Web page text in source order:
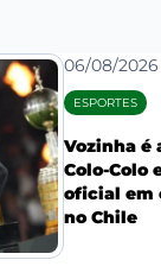
06/08/2026
ESPORTES
Vozinha é
Colo-Colo
oficial em
no Chile